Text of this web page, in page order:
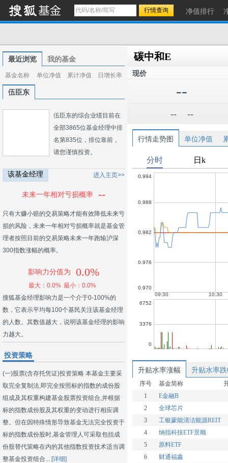
净值排行
最近浏览 我的基金
基金名称 单位净值 累计净值 日增长率
伍臣东
伍臣东的综合业绩目前在
全部3865位基金经理中排
名第835位，排位靠前，
请您谨慎投资。
该基金经理 进入主页>>
未来一年相对亏损概率 --
只有大赚小赔的交易策略才能有效降低未来亏
损的风险，未来一年相对亏损概率就是基金管
理者按照目前的交易策略未来一年跑输沪深
300指数涨幅的概率。
影响力分值为 0.0%
最大：0.0% 最小：0.0%
搜狐基金经理影响力是一个介于0-100%的
数，它表示平均每100个基民关注该基金经理
的人数。其数值越大，说明该基金经理的影响
力越大。
投资策略
(一)股票(含存托凭证)投资策略 本基金主要采
取完全复制法,即完全按照标的指数的成份股
组成及其权重构建基金股票投资组合,并根据
标的指数成份股及其权重的变动进行相应调
整。但在因特殊情形导致基金无法完全投资于
标的指数成份股时,基金管理人可采取包括成
份股替代策略在内的其他指数投资技术适当调
整基金投资组合... [详细]
碳中和E
现价
--
-- --
行情走势图 单位净值
升贴水率涨幅 升贴水率
序号 基金简称
1
E金融B
2
全球芯片
3
工银蒙能清洁能源REIT
4
纳指科技ETF景顺
5
原料ETF
6
财通福鑫